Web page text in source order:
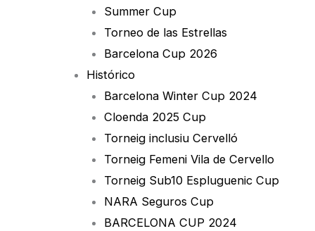
Summer Cup
Torneo de las Estrellas
Barcelona Cup 2026
Histórico
Barcelona Winter Cup 2024
Cloenda 2025 Cup
Torneig inclusiu Cervelló
Torneig Femeni Vila de Cervello
Torneig Sub10 Espluguenic Cup
NARA Seguros Cup
BARCELONA CUP 2024